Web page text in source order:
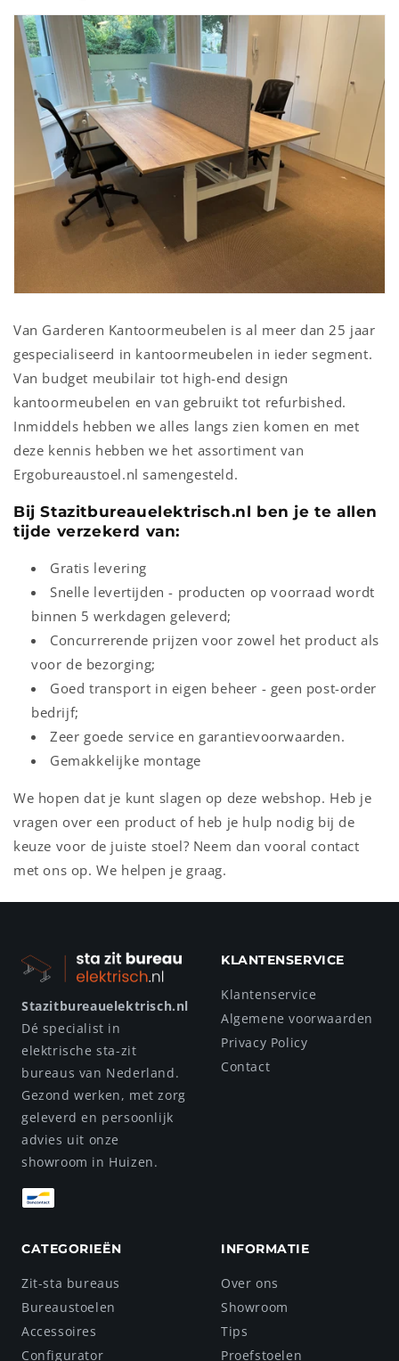
Van Garderen Kantoormeubelen is al meer dan 25 jaar
gespecialiseerd in kantoormeubelen in ieder segment.
Van budget meubilair tot high-end design
kantoormeubelen en van gebruikt tot refurbished.
Inmiddels hebben we alles langs zien komen en met
deze kennis hebben we het assortiment van
Ergobureaustoel.nl samengesteld.
Bij Stazitbureauelektrisch.nl ben je te allen
tijde verzekerd van:
Gratis levering
Snelle levertijden - producten op voorraad wordt
binnen 5 werkdagen geleverd;
Concurrerende prijzen voor zowel het product als
voor de bezorging;
Goed transport in eigen beheer - geen post-order
bedrijf;
Zeer goede service en garantievoorwaarden.
Gemakkelijke montage
We hopen dat je kunt slagen op deze webshop. Heb je
vragen over een product of heb je hulp nodig bij de
keuze voor de juiste stoel? Neem dan vooral contact
met ons op. We helpen je graag.
Stazitbureauelektrisch.nl
Dé specialist in
elektrische sta-zit
bureaus van Nederland.
Gezond werken, met zorg
geleverd en persoonlijk
advies uit onze
showroom in Huizen.
KLANTENSERVICE
Klantenservice
Algemene voorwaarden
Privacy Policy
Contact
CATEGORIEËN
Zit-sta bureaus
Bureaustoelen
Accessoires
Configurator
INFORMATIE
Over ons
Showroom
Tips
Proefstoelen